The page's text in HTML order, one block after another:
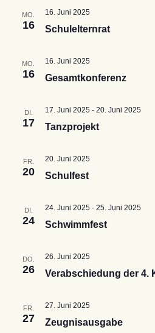
MO.
16 Schulelternrat
16. Juni 2025
MO.
16 Gesamtkonferenz
16. Juni 2025
DI.
17 Tanzprojekt
17. Juni 2025- 20. Juni 2025
FR.
20 Schulfest
20. Juni 2025
DI.
24 Schwimmfest
24. Juni 2025- 25. Juni 2025
DO.
26 Verabschiedung der 4.
26. Juni 2025
FR.
27 Zeugnisausgabe
27. Juni 2025